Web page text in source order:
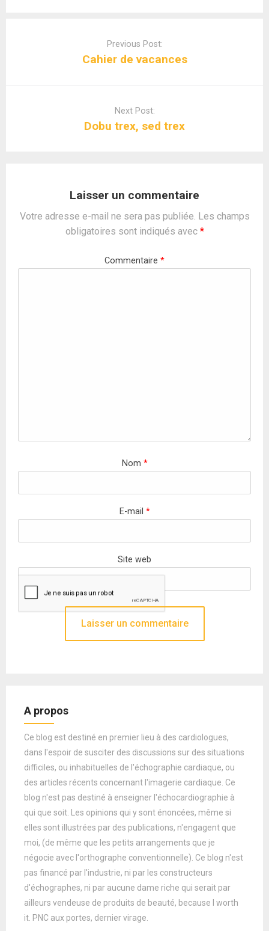
Previous Post:
Cahier de vacances
Next Post:
Dobu trex, sed trex
Laisser un commentaire
Votre adresse e-mail ne sera pas publiée. Les champs
obligatoires sont indiqués avec *
Commentaire *
Nom *
E-mail *
Site web
A propos
Ce blog est destiné en premier lieu à des cardiologues,
dans l'espoir de susciter des discussions sur des situations
difficiles, ou inhabituelles de l'échographie cardiaque, ou
des articles récents concernant l'imagerie cardiaque. Ce
blog n'est pas destiné à enseigner l'échocardiographie à
qui que soit. Les opinions qui y sont énoncées, même si
elles sont illustrées par des publications, n'engagent que
moi, (de même que les petits arrangements que je
négocie avec l'orthographe conventionnelle). Ce blog n'est
pas financé par l'industrie, ni par les constructeurs
d'échographes, ni par aucune dame riche qui serait par
ailleurs vendeuse de produits de beauté, because I worth
it. PNC aux portes, dernier virage.